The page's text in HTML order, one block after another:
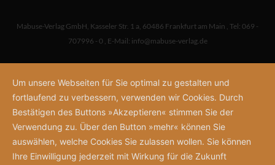
Mabuse-Verlag GmbH, Kasseler Str. 1 a, 60486 Frankfurt am Main , Tel: 069 -
707996 - 0 , E-Mail: info@mabuse-verlag.de
Um unsere Webseiten für Sie optimal zu gestalten und
fortlaufend zu verbessern, verwenden wir Cookies. Durch
Bestätigen des Buttons »Akzeptieren« stimmen Sie der
Verwendung zu. Über den Button »mehr« können Sie
auswählen, welche Cookies Sie zulassen wollen. Sie können
Ihre Einwilligung jederzeit mit Wirkung für die Zukunft